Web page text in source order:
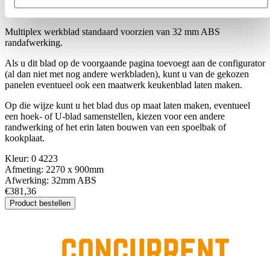
Multiplex werkblad standaard voorzien van 32 mm ABS
randafwerking.
Als u dit blad op de voorgaande pagina toevoegt aan de configurator
(al dan niet met nog andere werkbladen), kunt u van de gekozen
panelen eventueel ook een maatwerk keukenblad laten maken.
Op die wijze kunt u het blad dus op maat laten maken, eventueel
een hoek- of U-blad samenstellen, kiezen voor een andere
randwerking of het erin laten bouwen van een spoelbak of
kookplaat.
Kleur: 0 4223
Afmeting: 2270 x 900mm
Afwerking: 32mm ABS
€381,36
Product bestellen